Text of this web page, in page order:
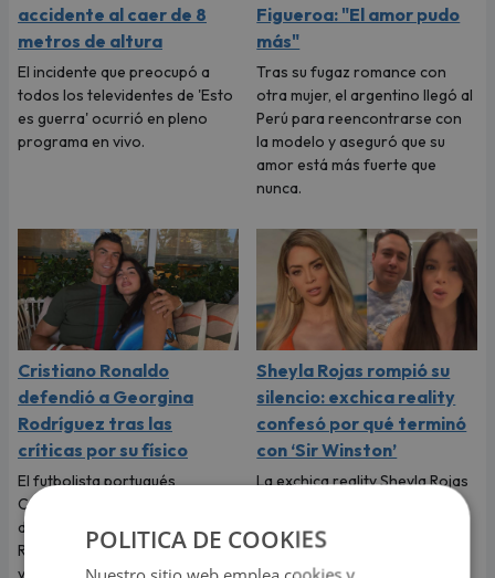
accidente al caer de 8
metros de altura
El incidente que preocupó a
todos los televidentes de 'Esto
es guerra' ocurrió en pleno
programa en vivo.
Figueroa: "El amor pudo
más"
Tras su fugaz romance con
otra mujer, el argentino llegó al
Perú para reencontrarse con
la modelo y aseguró que su
amor está más fuerte que
nunca.
Cristiano Ronaldo
defendió a Georgina
Rodríguez tras las
críticas por su físico
El futbolista portugués
Cristiano Ronaldo no dudó en
defender a Georgina
Rodríguez y recordarle lo
valiosa que es.
Sheyla Rojas rompió su
silencio: exchica reality
confesó por qué terminó
con ‘Sir Winston’
La exchica reality Sheyla Rojas
explicó la razón de su ruptura
con el empresario mexicano.
Te contamos todos los
detalles.
POLITICA DE COOKIES